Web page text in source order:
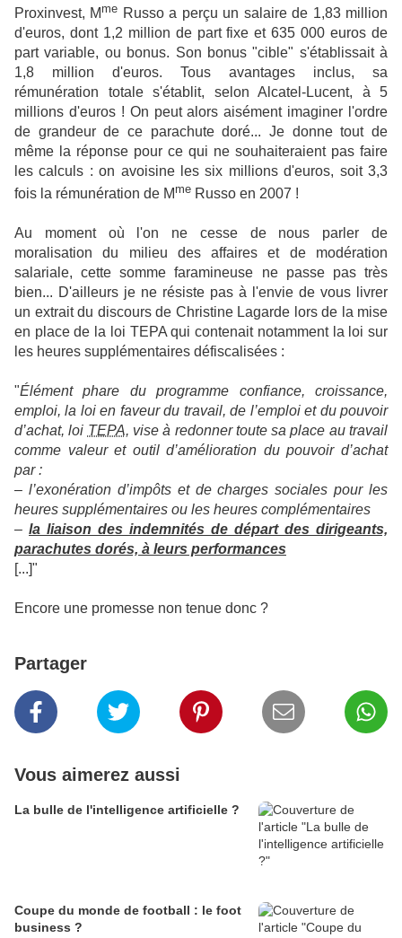
Proxinvest, M me Russo a perçu un salaire de 1,83 million
d'euros, dont 1,2 million de part fixe et 635 000 euros de
part variable, ou bonus. Son bonus "cible" s'établissait à
1,8 million d'euros. Tous avantages inclus, sa
rémunération totale s'établit, selon Alcatel-Lucent, à 5
millions d'euros ! On peut alors aisément imaginer l'ordre
de grandeur de ce parachute doré... Je donne tout de
même la réponse pour ce qui ne souhaiteraient pas faire
les calculs : on avoisine les six millions d'euros, soit 3,3
fois la rémunération de M me Russo en 2007 !
Au moment où l'on ne cesse de nous parler de
moralisation du milieu des affaires et de modération
salariale, cette somme faramineuse ne passe pas très
bien... D'ailleurs je ne résiste pas à l'envie de vous livrer
un extrait du discours de Christine Lagarde lors de la mise
en place de la loi TEPA qui contenait notamment la loi sur
les heures supplémentaires défiscalisées :
"Élément phare du programme confiance, croissance,
emploi, la loi en faveur du travail, de l’emploi et du pouvoir
d’achat, loi TEPA, vise à redonner toute sa place au travail
comme valeur et outil d’amélioration du pouvoir d’achat
par :
– l’exonération d’impôts et de charges sociales pour les
heures supplémentaires ou les heures complémentaires
– la liaison des indemnités de départ des dirigeants,
parachutes dorés, à leurs performances
[...]"
Encore une promesse non tenue donc ?
Partager
Vous aimerez aussi
La bulle de l'intelligence artificielle ?
Coupe du monde de football : le foot
business ?